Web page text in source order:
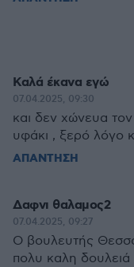
Καλά έκανα εγώ
07.04.2025, 09:30
και δεν χώνευα
υφάκι , ξερό λόγο
ΑΠΑΝΤΗΣΗ
Δαφνι θαλαμος2
07.04.2025, 09:27
Ο βουλευτής
πολυ καλη